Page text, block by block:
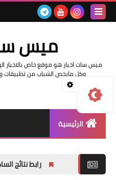
ميس سات
هو موقع خاص بالاخبار الرعاية
مايخص الشباب من تطبيقات وبرامج منوعة
الرئيسية
اخبار
الاعدادي 2026 الدور الاول في العراق | موقع نتائجنا